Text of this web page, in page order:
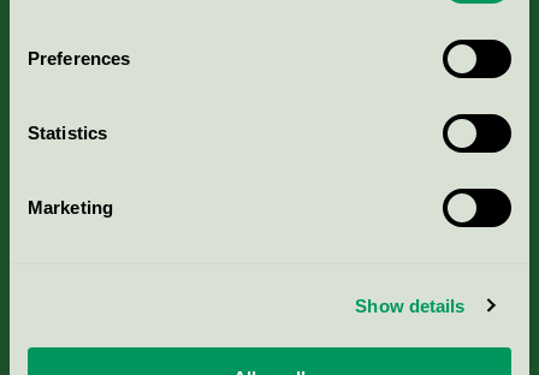
Preferences
Statistics
Marketing
Show details
Portal för massa, papper & tryckerier